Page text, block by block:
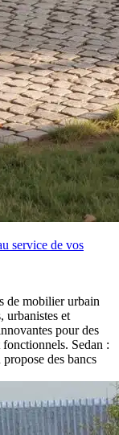
service de vos
de mobilier urbain
urbanistes et
pour des
fonctionnels. Sedan :
des bancs